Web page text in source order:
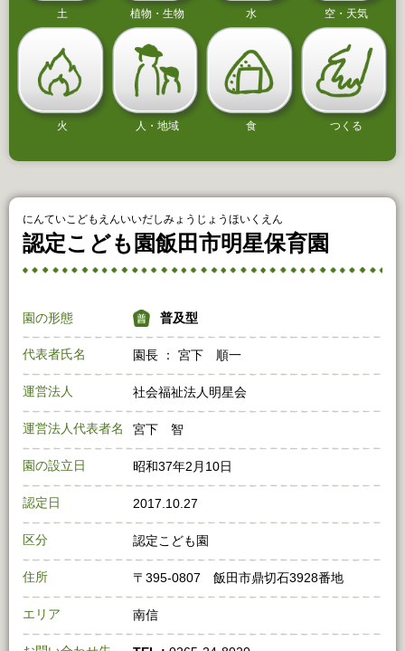
土 植物・生物 水 空・天気
火 人・地域 食 つくる
にんていこどもえんいいだしみょうじょうほいくえん
認定こども園飯田市明星保育園
園の形態 普及型
代表者氏名 園長 ： 宮下 順一
運営法人 社会福祉法人明星会
運営法人代表者名 宮下 智
園の設立日 昭和37年2月10日
認定日 2017.10.27
区分 認定こども園
住所 〒395-0807 飯田市鼎切石3928番地
エリア 南信